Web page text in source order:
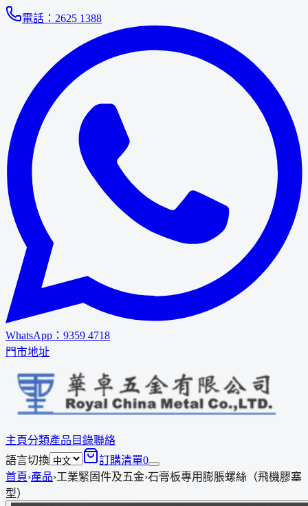
電話： 2625 1388
WhatsApp： 9359 4718
門市地址
主頁分類產品 目錄聯絡
語言切換
訂購清單0
首頁›產品›工業緊固件及五金›石膏板專用膨脹螺絲（飛機膠塞
型）